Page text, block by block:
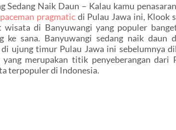
Sedang Naik Daun – Kalau kamu
pragmatic di Pulau Jawa ini, Klook
di Banyuwangi yang populer
sana. Banyuwangi sedang naik daun
ujung timur Pulau Jawa ini sebelumnya
yang merupakan titik penyeberangan dari
terpopuler di Indonesia.